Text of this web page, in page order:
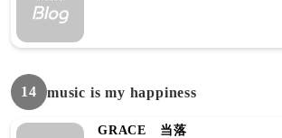
14 music is my happiness
GRACE 当落